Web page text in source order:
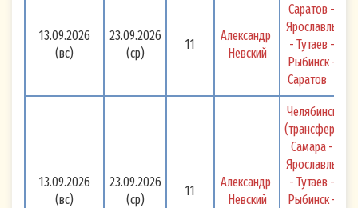
13.09.2026
(вс)
23.09.2026
(ср)
11
Александр
Невский
Саратов -
Ярославль
- Тутаев -
Рыбинск -
Саратов
13.09.2026
(вс)
23.09.2026
(ср)
11
Александр
Невский
Челябинск
(трансфер)
Самара -
Ярославль
- Тутаев -
Рыбинск -